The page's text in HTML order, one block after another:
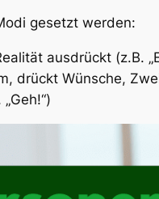
gesetzt werden:
ausdrückt (z.B.
drückt Wünsche,